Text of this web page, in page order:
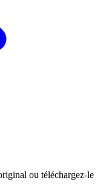
ou téléchargez-le